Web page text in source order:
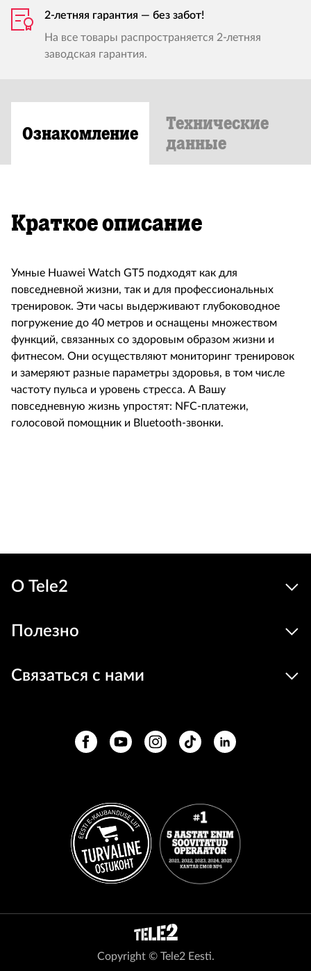
2-летняя гарантия — без забот!
На все товары распространяется 2-летняя
заводская гарантия.
Ознакомление
Технические
данные
Краткое описание
Умные Huawei Watch GT5 подходят как для
повседневной жизни, так и для профессиональных
тренировок. Эти часы выдерживают глубоководное
погружение до 40 метров и оснащены множеством
функций, связанных со здоровым образом жизни и
фитнесом. Они осуществляют мониторинг тренировок
и замеряют разные параметры здоровья, в том числе
частоту пульса и уровень стресса. А Вашу
повседневную жизнь упростят: NFC-платежи,
голосовой помощник и Bluetooth-звонки.
О Tele2
Полезно
Связаться с нами
Copyright © Tele2 Eesti.